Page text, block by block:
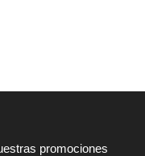
promociones